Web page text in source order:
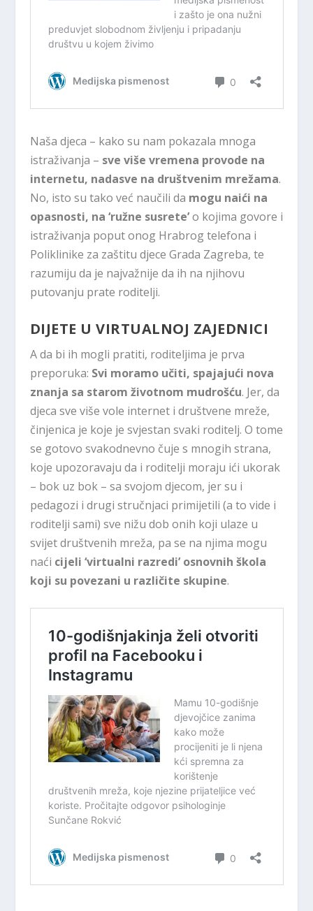
Naša djeca – kako su nam pokazala mnoga
istraživanja – sve više vremena provode na
internetu, nadasve na društvenim mrežama.
No, isto su tako već naučili da mogu naići na
opasnosti, na ‘ružne susrete’o kojima govore i
istraživanja poput onog Hrabrog telefona i
Poliklinike za zaštitu djece Grada Zagreba, te
razumiju da je najvažnije da ih na njihovu
putovanju prate roditelji.
DIJETE U VIRTUALNOJ ZAJEDNICI
A da bi ih mogli pratiti, roditeljima je prva
preporuka: Svi moramo učiti, spajajući nova
znanja sa starom životnom mudrošću. Jer, da
djeca sve više vole internet i društvene mreže,
činjenica je koje je svjestan svaki roditelj. O tome
se gotovo svakodnevno čuje s mnogih strana,
koje upozoravaju da i roditelji moraju ići ukorak
– bok uz bok – sa svojom djecom, jer su i
pedagozi i drugi stručnjaci primijetili (a to vide i
roditelji sami) sve nižu dob onih koji ulaze u
svijet društvenih mreža, pa se na njima mogu
naći cijeli ‘virtualni razredi’ osnovnih škola
koji su povezani u različite skupine.